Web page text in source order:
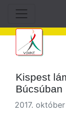
Kispest
Búcsúban
2017. október